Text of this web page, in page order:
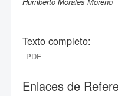
Texto completo:
PDF
Enlaces de